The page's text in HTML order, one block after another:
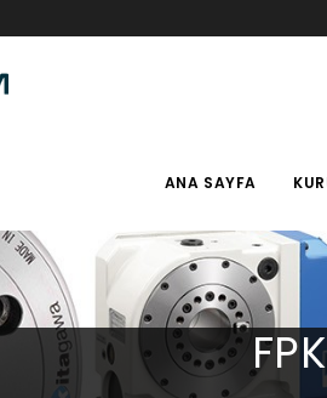
ANA SAYFA